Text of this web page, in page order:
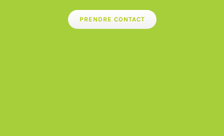
PRENDRE CONTACT